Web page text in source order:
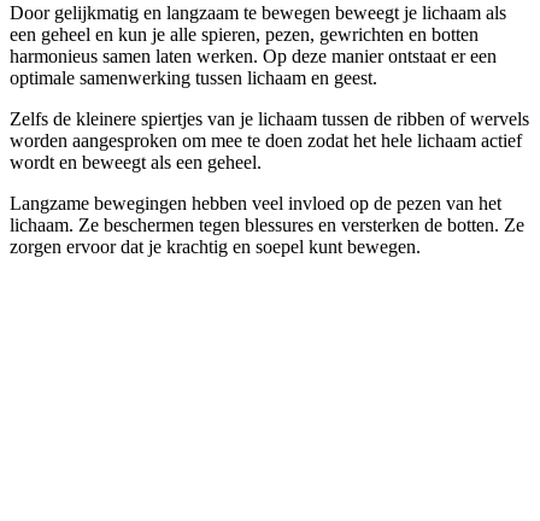
Door gelijkmatig en langzaam te bewegen beweegt je lichaam als
een geheel en kun je alle spieren, pezen, gewrichten en botten
harmonieus samen laten werken. Op deze manier ontstaat er een
optimale samenwerking tussen lichaam en geest.
Zelfs de kleinere spiertjes van je lichaam tussen de ribben of wervels
worden aangesproken om mee te doen zodat het hele lichaam actief
wordt en beweegt als een geheel.
Langzame bewegingen hebben veel invloed op de pezen van het
lichaam. Ze beschermen tegen blessures en versterken de botten. Ze
zorgen ervoor dat je krachtig en soepel kunt bewegen.